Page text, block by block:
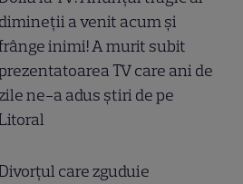
dimineții a venit acum și
inimi! A murit subit
TV care ani de
ne-a adus știri de pe
care zguduie